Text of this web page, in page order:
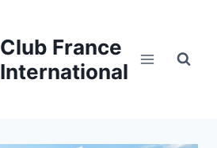
Club France
International